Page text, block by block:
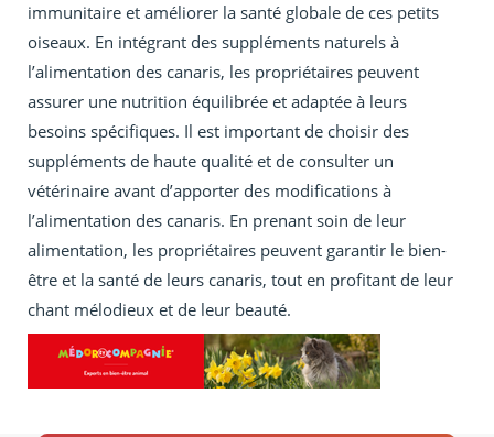
immunitaire et améliorer la santé globale de ces petits
oiseaux. En intégrant des suppléments naturels à
l’alimentation des canaris, les propriétaires peuvent
assurer une nutrition équilibrée et adaptée à leurs
besoins spécifiques. Il est important de choisir des
suppléments de haute qualité et de consulter un
vétérinaire avant d’apporter des modifications à
l’alimentation des canaris. En prenant soin de leur
alimentation, les propriétaires peuvent garantir le bien-
être et la santé de leurs canaris, tout en profitant de leur
chant mélodieux et de leur beauté.